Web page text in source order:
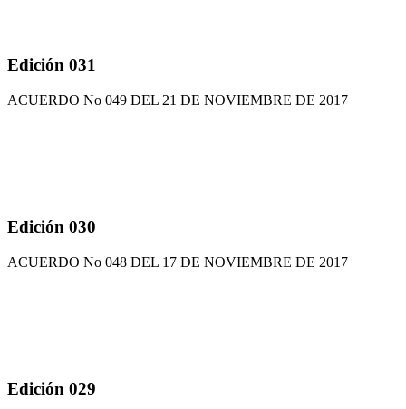
Edición 031
ACUERDO No 049 DEL 21 DE NOVIEMBRE DE 2017
Edición 030
ACUERDO No 048 DEL 17 DE NOVIEMBRE DE 2017
Edición 029